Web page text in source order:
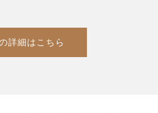
詳細はこちら